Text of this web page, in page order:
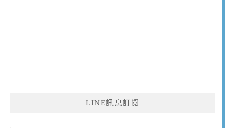
LINE訊息訂閱